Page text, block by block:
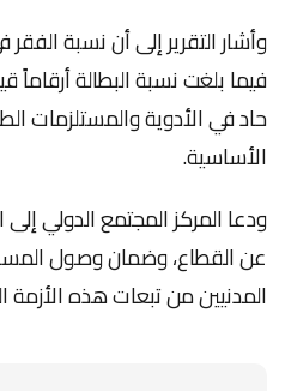
فيما بلغت نسبة البطالة
حاد في الأدوية والمستلزمات
الأساسية.
ودعا المركز المجتمع الدولي
عن القطاع، وضمان وصول
المدنيين من تبعات هذه الأزمة